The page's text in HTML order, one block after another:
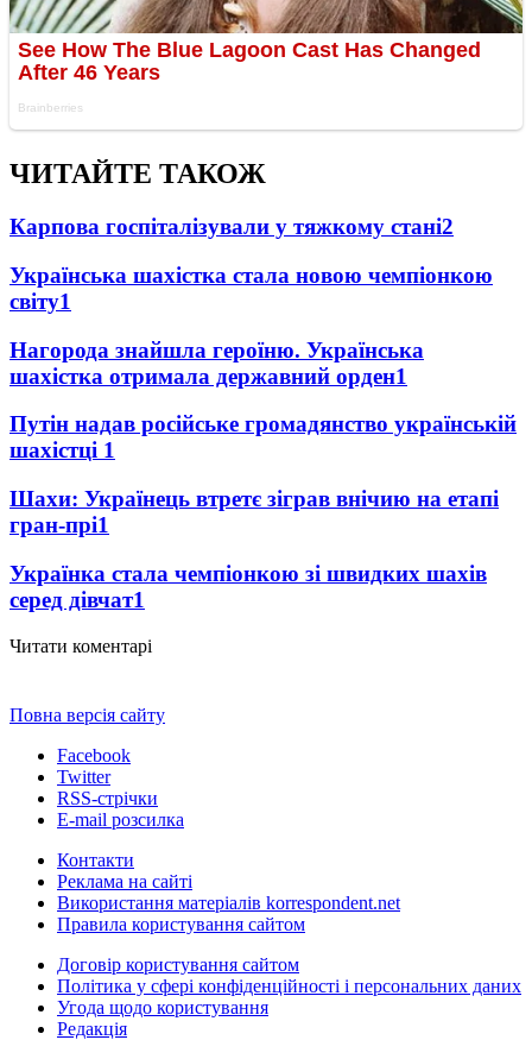
ЧИТАЙТЕ ТАКОЖ
Карпова госпіталізували у тяжкому стані2
Українська шахістка стала новою чемпіонкою
світу1
Нагорода знайшла героїню. Українська
шахістка отримала державний орден1
Путін надав російське громадянство українській
шахістці 1
Шахи: Українець втретє зіграв внічию на етапі
гран-прі1
Українка стала чемпіонкою зі швидких шахів
серед дівчат1
Читати коментарі
Повна версія сайту
Facebook
Twitter
RSS-стрічки
E-mail розсилка
Контакти
Реклама на сайті
Використання матеріалів korrespondent.net
Правила користування сайтом
Договір користування сайтом
Політика у сфері конфіденційності і персональних даних
Угода щодо користування
Редакція